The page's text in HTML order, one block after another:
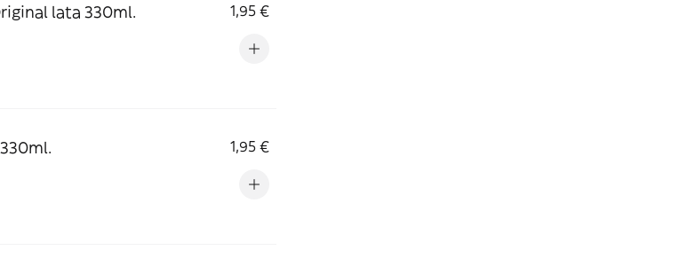
lata 330ml. 1,95 €
1,95 €